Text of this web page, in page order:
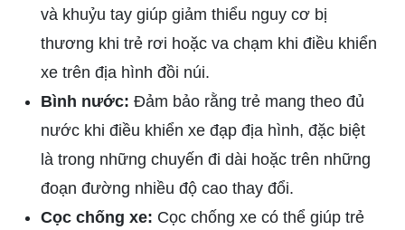
và khuỷu tay giúp giảm thiểu nguy cơ bị
thương khi trẻ rơi hoặc va chạm khi điều khiển
xe trên địa hình đồi núi.
Bình nước: Đảm bảo rằng trẻ mang theo đủ
nước khi điều khiển xe đạp địa hình, đặc biệt
là trong những chuyến đi dài hoặc trên những
đoạn đường nhiều độ cao thay đổi.
Cọc chống xe: Cọc chống xe có thể giúp trẻ